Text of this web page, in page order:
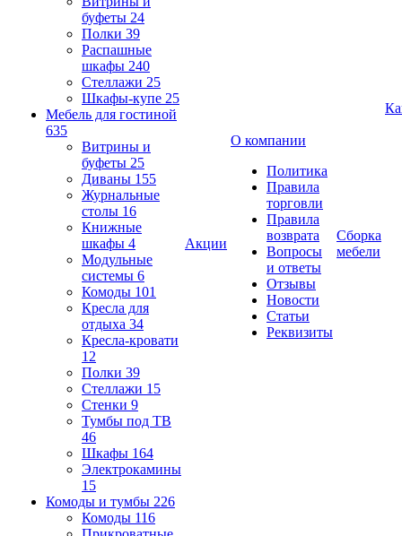
буфеты 24
Полки 39
Распашные
шкафы 240
Стеллажи 25
Шкафы-купе 25
Мебель для гостиной
635
Витрины и
буфеты 25
Диваны 155
Журнальные
столы 16
Книжные
шкафы 4
Модульные
системы 6
Комоды 101
Кресла для
отдыха 34
Кресла-кровати
12
Полки 39
Стеллажи 15
Стенки 9
Тумбы под ТВ
46
Шкафы 164
Электрокамины
15
Комоды и тумбы 226
Комоды 116
Акции
О компании
Политика
Правила
торговли
Правила
возврата
Вопросы
и ответы
Отзывы
Новости
Статьи
Реквизиты
Сборка
мебели